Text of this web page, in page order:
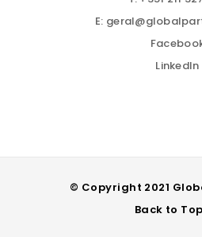
E:
LinkedIn
© Copyright 2021
Back to Top